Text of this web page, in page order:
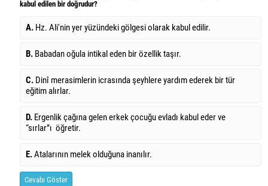
kabul edilen bir doğrudur?
A. Hz. Ali'nin yer yüzündeki gölgesi olarak kabul edilir.
B. Babadan oğula intikal eden bir özellik taşır.
C. Dinî merasimlerin icrasında şeyhlere yardım ederek bir tür
eğitim alırlar.
D. Ergenlik çağına gelen erkek çocuğu evladı kabul eder ve
“sırlar”ı öğretir.
E.Atalarının melek olduğuna inanılır.
Cevabı Göster